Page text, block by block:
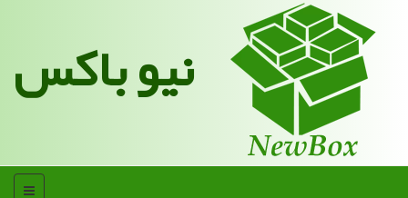
نیو باکس
منو